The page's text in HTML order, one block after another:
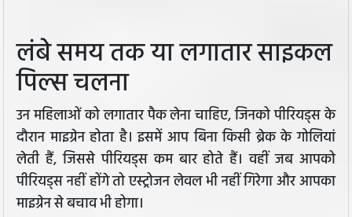
लंबे समय तक या लगातार साइकल
पिल्स चलना
उन महिलाओं को लगातार पैक लेना चाहिए, जिनको पीरियड्स के
दौरान माइग्रेन होता है। इसमें आप बिना किसी ब्रेक के गोलियां
लेती हैं, जिससे पीरियड्स कम बार होते हैं। वहीं जब आपको
पीरियड्स नहीं होंगे तो एस्ट्रोजन लेवल भी नहीं गिरेगा और आपका
माइग्रेन से बचाव भी होगा।